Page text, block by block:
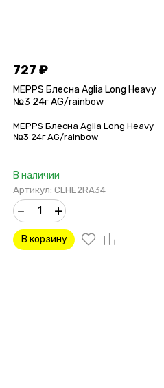
727₽
MEPPS Блесна Aglia Long Heavy
№3 24г AG/rainbow
MEPPS Блесна Aglia Long Heavy
№3 24г AG/rainbow
В наличии
Артикул: CLHE2RA34
– +
В корзину